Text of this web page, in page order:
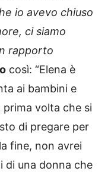
io avevo chiuso
ci siamo
rapporto
così: “Elena è
ai bambini e
volta che si
di pregare per
fine, non avrei
di una donna che